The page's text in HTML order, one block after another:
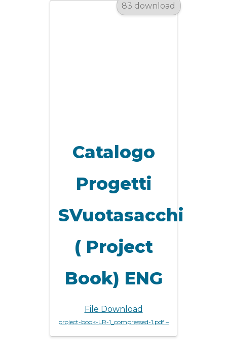
83 download
Catalogo
Progetti
SVuotasacchi
( Project
Book) ENG
File Download
project-book-LR-1_compressed-1.pdf –